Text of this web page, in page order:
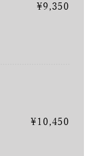
¥9,350
¥10,450